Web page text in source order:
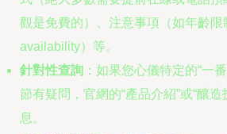
觀是免費的）、注意事項（如年齡限
availability）等。
針對性查詢 ：如果您心儀特定的“一
節有疑問，官網的“產品介紹”或“釀
息。